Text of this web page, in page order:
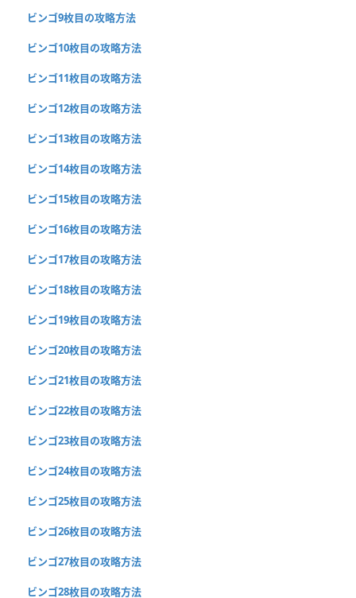
ビンゴ9枚目の攻略方法
ビンゴ10枚目の攻略方法
ビンゴ11枚目の攻略方法
ビンゴ12枚目の攻略方法
ビンゴ13枚目の攻略方法
ビンゴ14枚目の攻略方法
ビンゴ15枚目の攻略方法
ビンゴ16枚目の攻略方法
ビンゴ17枚目の攻略方法
ビンゴ18枚目の攻略方法
ビンゴ19枚目の攻略方法
ビンゴ20枚目の攻略方法
ビンゴ21枚目の攻略方法
ビンゴ22枚目の攻略方法
ビンゴ23枚目の攻略方法
ビンゴ24枚目の攻略方法
ビンゴ25枚目の攻略方法
ビンゴ26枚目の攻略方法
ビンゴ27枚目の攻略方法
ビンゴ28枚目の攻略方法